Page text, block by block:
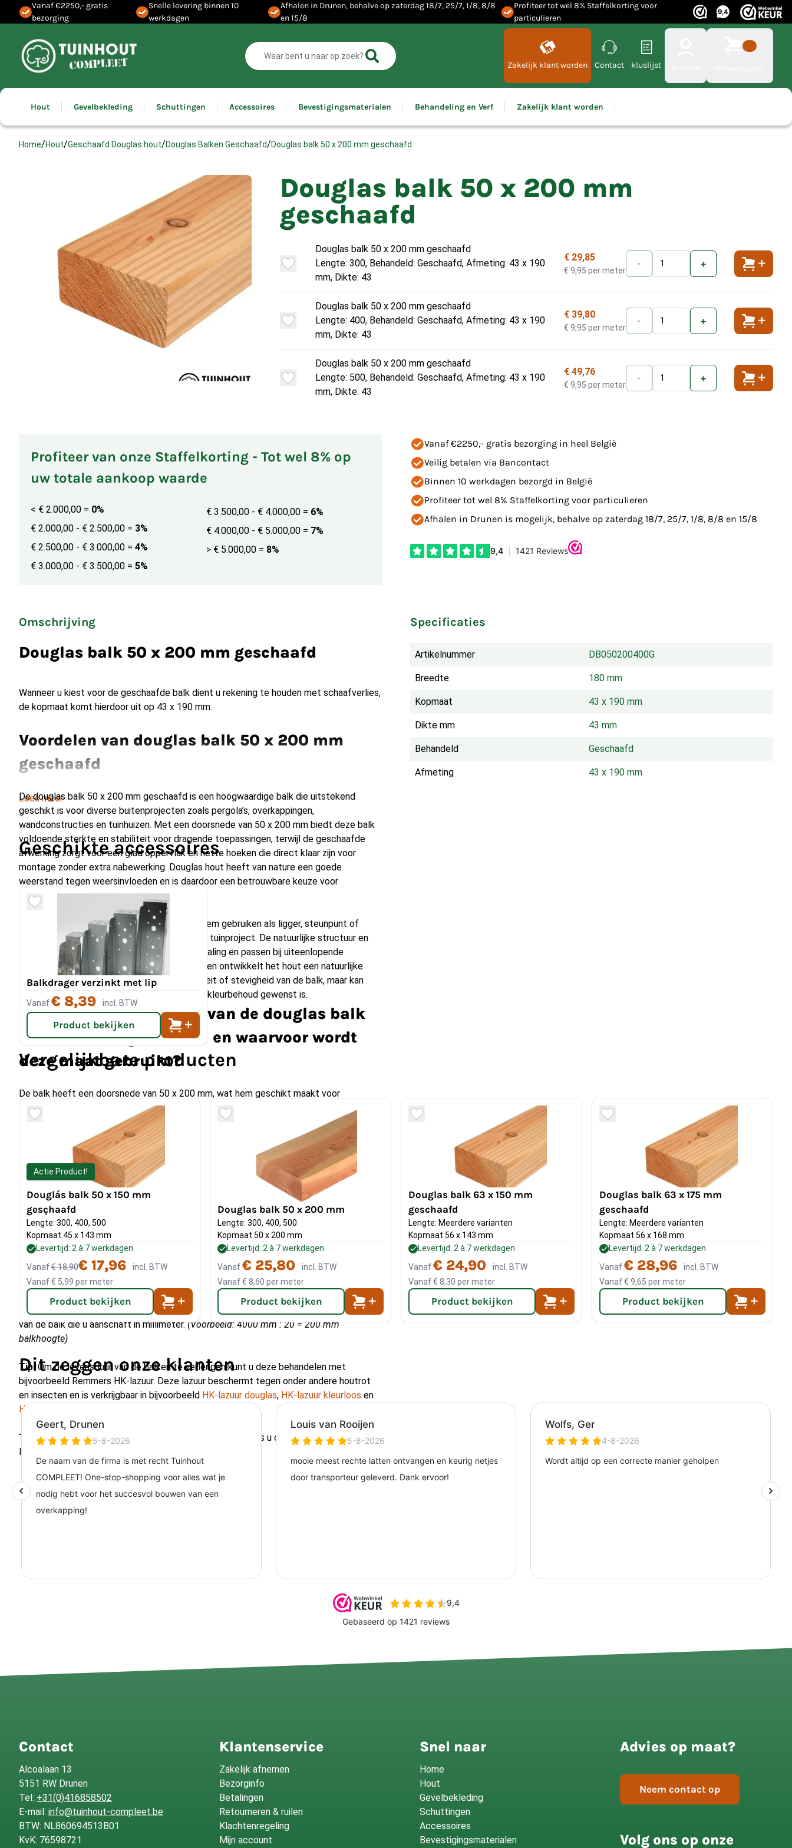
Vanaf €2250,- gratis
bezorging
Snelle levering binnen 10
werkdagen
Afhalen in Drunen, behalve op zaterdag 18/7, 25/7, 1/8, 8/8
en 15/8
Profiteer tot wel 8% Staffelkorting voor
particulieren
Zakelijk klant worden Contact kluslijst
Hout Gevelbekleding Schuttingen Accessoires Bevestigingsmaterialen Behandeling en Verf Zakelijk klant worden
Home/Hout/Geschaafd Douglas hout/Douglas Balken Geschaafd/Douglas balk 50 x 200 mm geschaafd
Douglas balk 50 x 200 mm
geschaafd
Douglas balk 50 x 200 mm geschaafd
Lengte: 300, Behandeld: Geschaafd, Afmeting: 43 x 190
mm, Dikte: 43
€ 29,85
€ 9,95 per meter
- +
Douglas balk 50 x 200 mm geschaafd
Lengte: 400, Behandeld: Geschaafd, Afmeting: 43 x 190
mm, Dikte: 43
€ 39,80
€ 9,95 per meter
- +
Douglas balk 50 x 200 mm geschaafd
Lengte: 500, Behandeld: Geschaafd, Afmeting: 43 x 190
mm, Dikte: 43
€ 49,76
€ 9,95 per meter
- +
Profiteer van onze Staffelkorting - Tot wel 8% op
uw totale aankoop waarde
< € 2.000,00 = 0%
€ 2.000,00 - € 2.500,00 = 3%
€ 2.500,00 - € 3.000,00 = 4%
€ 3.000,00 - € 3.500,00 = 5%
€ 3.500,00 - € 4.000,00 = 6%
€ 4.000,00 - € 5.000,00 = 7%
> € 5.000,00 = 8%
Vanaf €2250,- gratis bezorging in heel België
Veilig betalen via Bancontact
Binnen 10 werkdagen bezorgd in België
Profiteer tot wel 8% Staffelkorting voor particulieren
Afhalen in Drunen is mogelijk, behalve op zaterdag 18/7, 25/7, 1/8, 8/8 en 15/8
Omschrijving
Douglas balk 50 x 200 mm geschaafd
Wanneer u kiest voor de geschaafde balk dient u rekening te houden met schaafverlies,
de kopmaat komt hierdoor uit op 43 x 190 mm.
Voordelen van douglas balk 50 x 200 mm
geschaafd
De douglas balk 50 x 200 mm geschaafd is een hoogwaardige balk die uitstekend
geschikt is voor diverse buitenprojecten zoals pergola’s, overkappingen,
wandconstructies en tuinhuizen. Met een doorsnede van 50 x 200 mm biedt deze balk
voldoende sterkte en stabiliteit voor dragende toepassingen, terwijl de geschaafde
afwerking zorgt voor een glad oppervlak en nette hoeken die direct klaar zijn voor
montage zonder extra nabewerking. Douglas hout heeft van nature een goede
weerstand tegen weersinvloeden en is daardoor een betrouwbare keuze voor
constructies in buitenomgevingen.
Dankzij de maatvoering van deze balk kun je hem gebruiken als ligger, steunpunt of
onderdeel van grotere draagconstructies in je tuinproject. De natuurlijke structuur en
kleur van het hout geven een verzorgde uitstraling en passen bij uiteenlopende
bouwstijlen. Onder invloed van zonlicht en regen ontwikkelt het hout een natuurlijke
grijze patina; dit verandert niets aan de kwaliteit of stevigheid van de balk, maar kan
met een beits of lazuur worden vertraagd als kleurbehoud gewenst is.
Wat zijn de afmetingen van de douglas balk
50 x 200 mm geschaafd en waarvoor wordt
deze maat gebruikt?
De balk heeft een doorsnede van 50 x 200 mm, wat hem geschikt maakt voor
middelzware buitenconstructies zoals liggers, steunbalken en zijdelingse balken bij
pergola’s en overkappingen.
Moet ik een douglas balk 50 x 200 mm
geschaafd behandelen voor buitengebruik?
Douglas hout is van nature goed bestand tegen wisselende weersomstandigheden en
daarom geschikt voor direct buitengebruik. Een behandeling met beits of lazuur is
optioneel en kan helpen de levensduur te verlengen en de natuurlijke kleur langer te
behouden als dat gewenst is.
Overspanning:de maximale overspanning van deze balk is 4 meter. Welke maat balk u
nodig heeft, rekent u eenvoudig uit: bepaal de te overspannen afstand in millimeter,
deel deze waarde vervolgens door het getal 20. Het getal dat overblijft is de hoogte
van de balk die u aanschaft in millimeter.(Voorbeeld: 4000 mm : 20 = 200 mm
balkhoogte)
Tip: Om de levensduur van de balken te verlengen kunt u deze behandelen met
bijvoorbeeld Remmers HK-lazuur. Deze lazuur beschermt tegen onder andere houtrot
en insecten en is verkrijgbaar in bijvoorbeeld HK-lazuur douglas, HK-lazuur kleurloos en
HK-lazuur antracietgrijs
Tip: Schroef de balken vast met
. Als u de douglas balken wilt
laten zagen rekenen wij per zaaghandeling €2,50.
Lees meer
Specificaties
Artikelnummer DB050200400G
Breedte 180 mm
Kopmaat 43 x 190 mm
Dikte mm 43 mm
Behandeld Geschaafd
Afmeting 43 x 190 mm
Geschikte accessoires
Balkdrager verzinkt met lip
Vanaf€ 8,39 incl. BTW
Product bekijken
Vergelijkbare producten
Actie Product!
Douglás balk 50 x 150 mm
gesçhaafd
Lengte: 300, 400, 500
Kopmaat 45 x 143 mm
Levertijd: 2 à 7 werkdagen
Vanaf€ 18,90€ 17,96
incl. BTW
Vanaf€ 5,99 per meter
Product bekijken
Douglas balk 50 x 200 mm
Lengte: 300, 400, 500
Kopmaat 50 x 200 mm
Levertijd: 2 à 7 werkdagen
Vanaf€ 25,80
incl. BTW
Vanaf€ 8,60 per meter
Product bekijken
Douglas balk 63 x 150 mm
geschaafd
Lengte: Meerdere varianten
Kopmaat 56 x 143 mm
Levertijd: 2 à 7 werkdagen
Vanaf€ 24,90
incl. BTW
Vanaf€ 8,30 per meter
Product bekijken
Douglas balk 63 x 175 mm
geschaafd
Lengte: Meerdere varianten
Kopmaat 56 x 168 mm
Levertijd: 2 à 7 werkdagen
Vanaf€ 28,96
incl. BTW
Vanaf€ 9,65 per meter
Product bekijken
Dit zeggen onze klanten
Contact
Alcoalaan 13
5151 RW Drunen
Tel: +31(0)416858502
E-mail: info@tuinhout-compleet.be
BTW: NL860694513B01
KvK: 76598721
Klantenservice
Zakelijk afnemen
Bezorginfo
Betalingen
Retourneren & ruilen
Klachtenregeling
Mijn account
Snel naar
Home
Hout
Gevelbekleding
Schuttingen
Accessoires
Bevestigingsmaterialen
Advies op maat?
Neem contact op
Volg ons op onze